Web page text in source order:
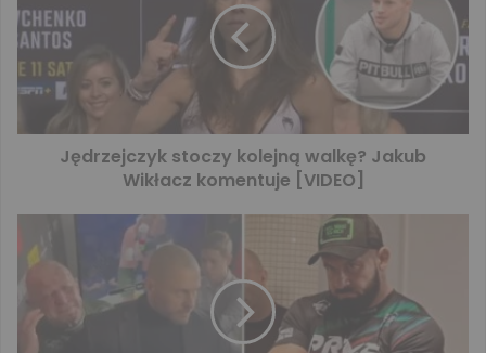
Jędrzejczyk stoczy kolejną walkę? Jakub
Wikłacz komentuje [VIDEO]